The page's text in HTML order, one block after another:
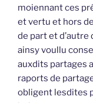
moiennant ces
et vertu et hors
de part et
ainsy voullu
auxdits partages
raports de
obligent lesdites